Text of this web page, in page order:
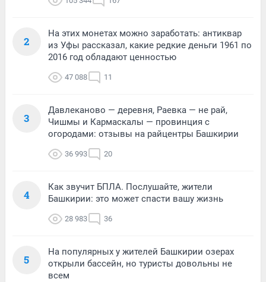
2
На этих монетах можно заработать: антиквар
из Уфы рассказал, какие редкие деньги 1961 по
2016 год обладают ценностью
47 088 11
3
Давлеканово — деревня, Раевка — не рай,
Чишмы и Кармаскалы — провинция с
огородами: отзывы на райцентры Башкирии
36 993 20
4
Как звучит БПЛА. Послушайте, жители
Башкирии: это может спасти вашу жизнь
28 983 36
5
На популярных у жителей Башкирии озерах
открыли бассейн, но туристы довольны не
всем